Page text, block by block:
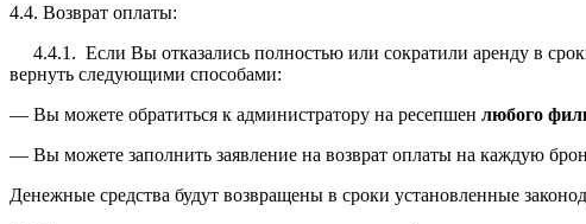
4.4. Возврат оплаты:
4.4.1. Если Вы отказались полностью или сократили аренду в
вернуть следующими способами:
— Вы можете обратиться к администратору на ресепшен любого
— Вы можете заполнить заявление на возврат оплаты на каждую
Денежные средства будут возвращены в сроки установленные